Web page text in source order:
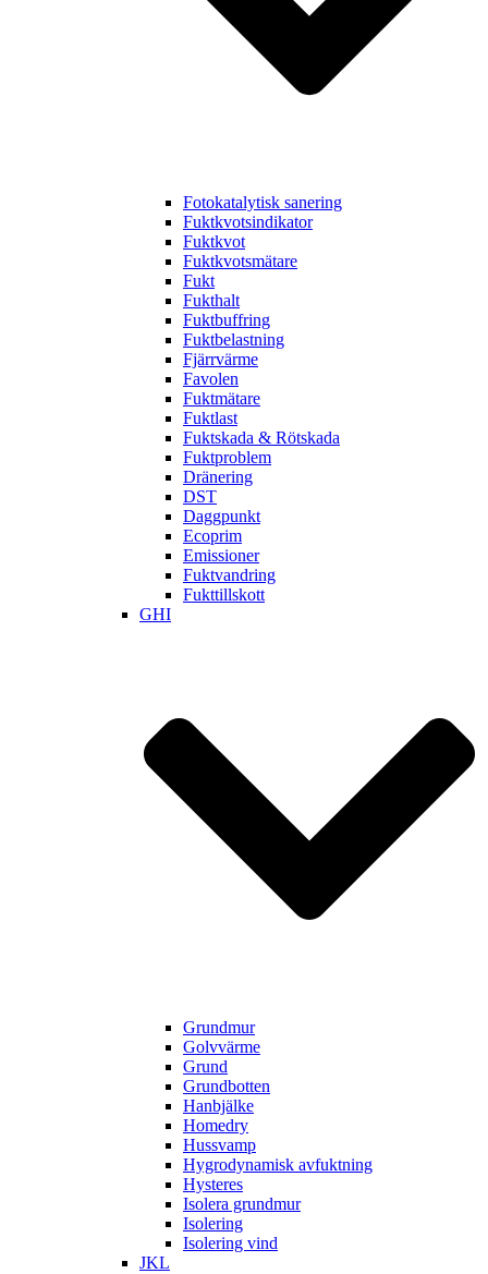
Fotokatalytisk sanering
Fuktkvotsindikator
Fuktkvot
Fuktkvotsmätare
Fukt
Fukthalt
Fuktbuffring
Fuktbelastning
Fjärrvärme
Favolen
Fuktmätare
Fuktlast
Fuktskada & Rötskada
Fuktproblem
Dränering
DST
Daggpunkt
Ecoprim
Emissioner
Fuktvandring
Fukttillskott
GHI
Grundmur
Golvvärme
Grund
Grundbotten
Hanbjälke
Homedry
Hussvamp
Hygrodynamisk avfuktning
Hysteres
Isolera grundmur
Isolering
Isolering vind
JKL